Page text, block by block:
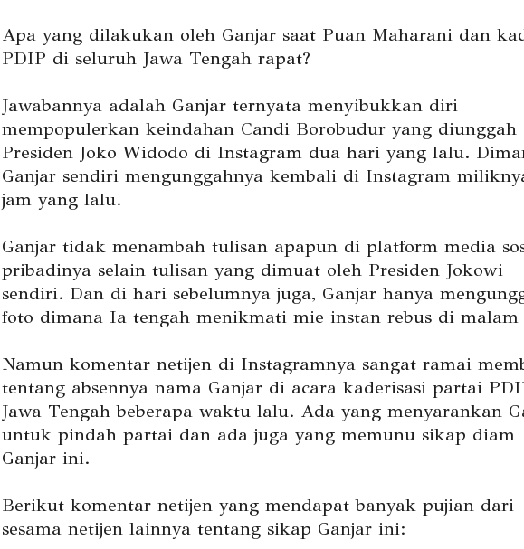
Apa yang dilakukan oleh Ganjar saat Puan Maharani dan
PDIP di seluruh Jawa Tengah rapat?
Jawabannya adalah Ganjar ternyata menyibukkan diri
mempopulerkan keindahan Candi Borobudur yang diunggah
Presiden Joko Widodo di Instagram dua hari yang lalu.
Ganjar sendiri mengunggahnya kembali di Instagram
jam yang lalu.
Ganjar tidak menambah tulisan apapun di platform media
pribadinya selain tulisan yang dimuat oleh Presiden Jokowi
sendiri. Dan di hari sebelumnya juga, Ganjar hanya
foto dimana Ia tengah menikmati mie instan rebus di
Namun komentar netijen di Instagramnya sangat ramai
tentang absennya nama Ganjar di acara kaderisasi partai
Jawa Tengah beberapa waktu lalu. Ada yang menyarankan
untuk pindah partai dan ada juga yang memunu sikap diam
Ganjar ini.
Berikut komentar netijen yang mendapat banyak pujian dari
sesama netijen lainnya tentang sikap Ganjar ini: